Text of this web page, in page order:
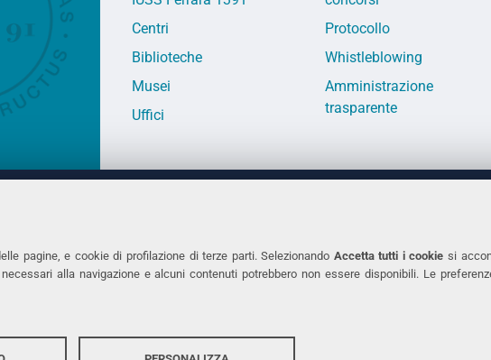
pagine, e cookie di profilazione di terze parti. Selezionando Accetta tutti i cookie si
alla navigazione e alcuni contenuti potrebbero non essere disponibili. Le
Centri
Biblioteche
Musei
Uffici
Protocollo
Whistleblowing
Amministrazione
trasparente
Laura Ramaciotti
35 - 44121 Ferrara
- P.IVA 00434690384
Tel. +39 0532 293111
Fax. +39 0532 293031